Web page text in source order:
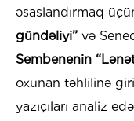
əsaslandırmaq
gündəliyi” və
Sembenenin
oxunan təhlilinə
yazıçıları analiz